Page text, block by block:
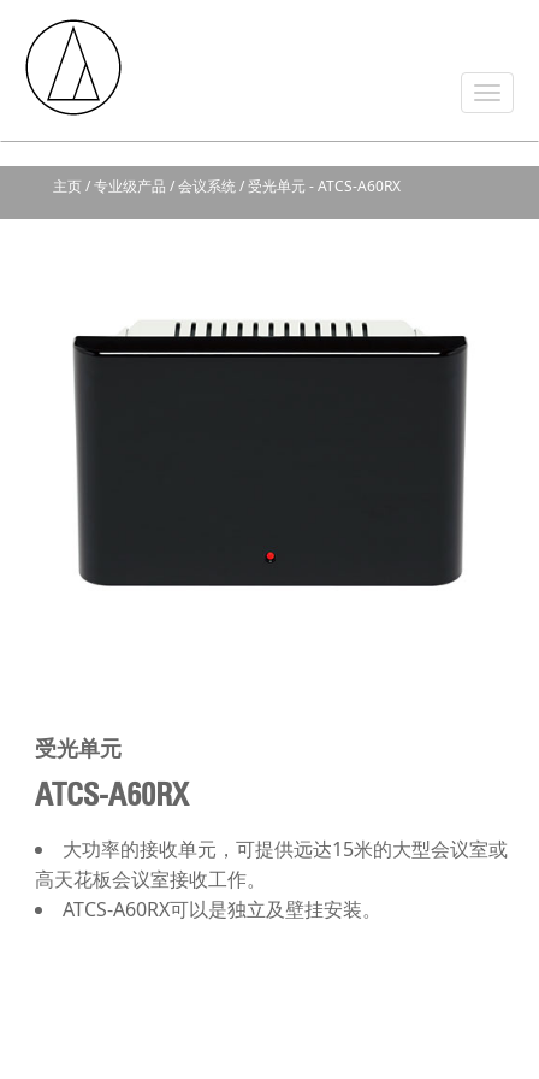
主页/ 专业级产品 / 会议系统 / 受光单元 - ATCS-A60RX
受光单元
ATCS-A60RX
大功率的接收单元，可提供远达15米的大型会议室或
高天花板会议室接收工作。
ATCS-A60RX可以是独立及壁挂安装。